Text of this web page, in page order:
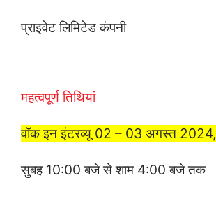
प्राइवेट लिमिटेड कंपनी
महत्वपूर्ण तिथियां
वॉक इन इंटरव्यू 02 – 03 अगस्त 2024,
सुबह 10:00 बजे से शाम 4:00 बजे तक